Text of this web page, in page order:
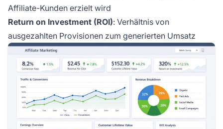
Affiliate-Kunden erzielt wird
Return on Investment (ROI): Verhältnis von
ausgezahlten Provisionen zum generierten Umsatz